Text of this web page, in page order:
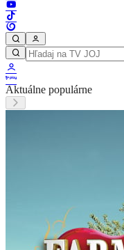
Aktuálne populárne